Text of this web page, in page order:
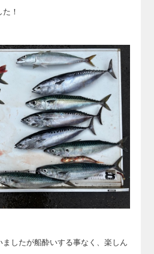
！
したが船酔いする事なく、楽しん